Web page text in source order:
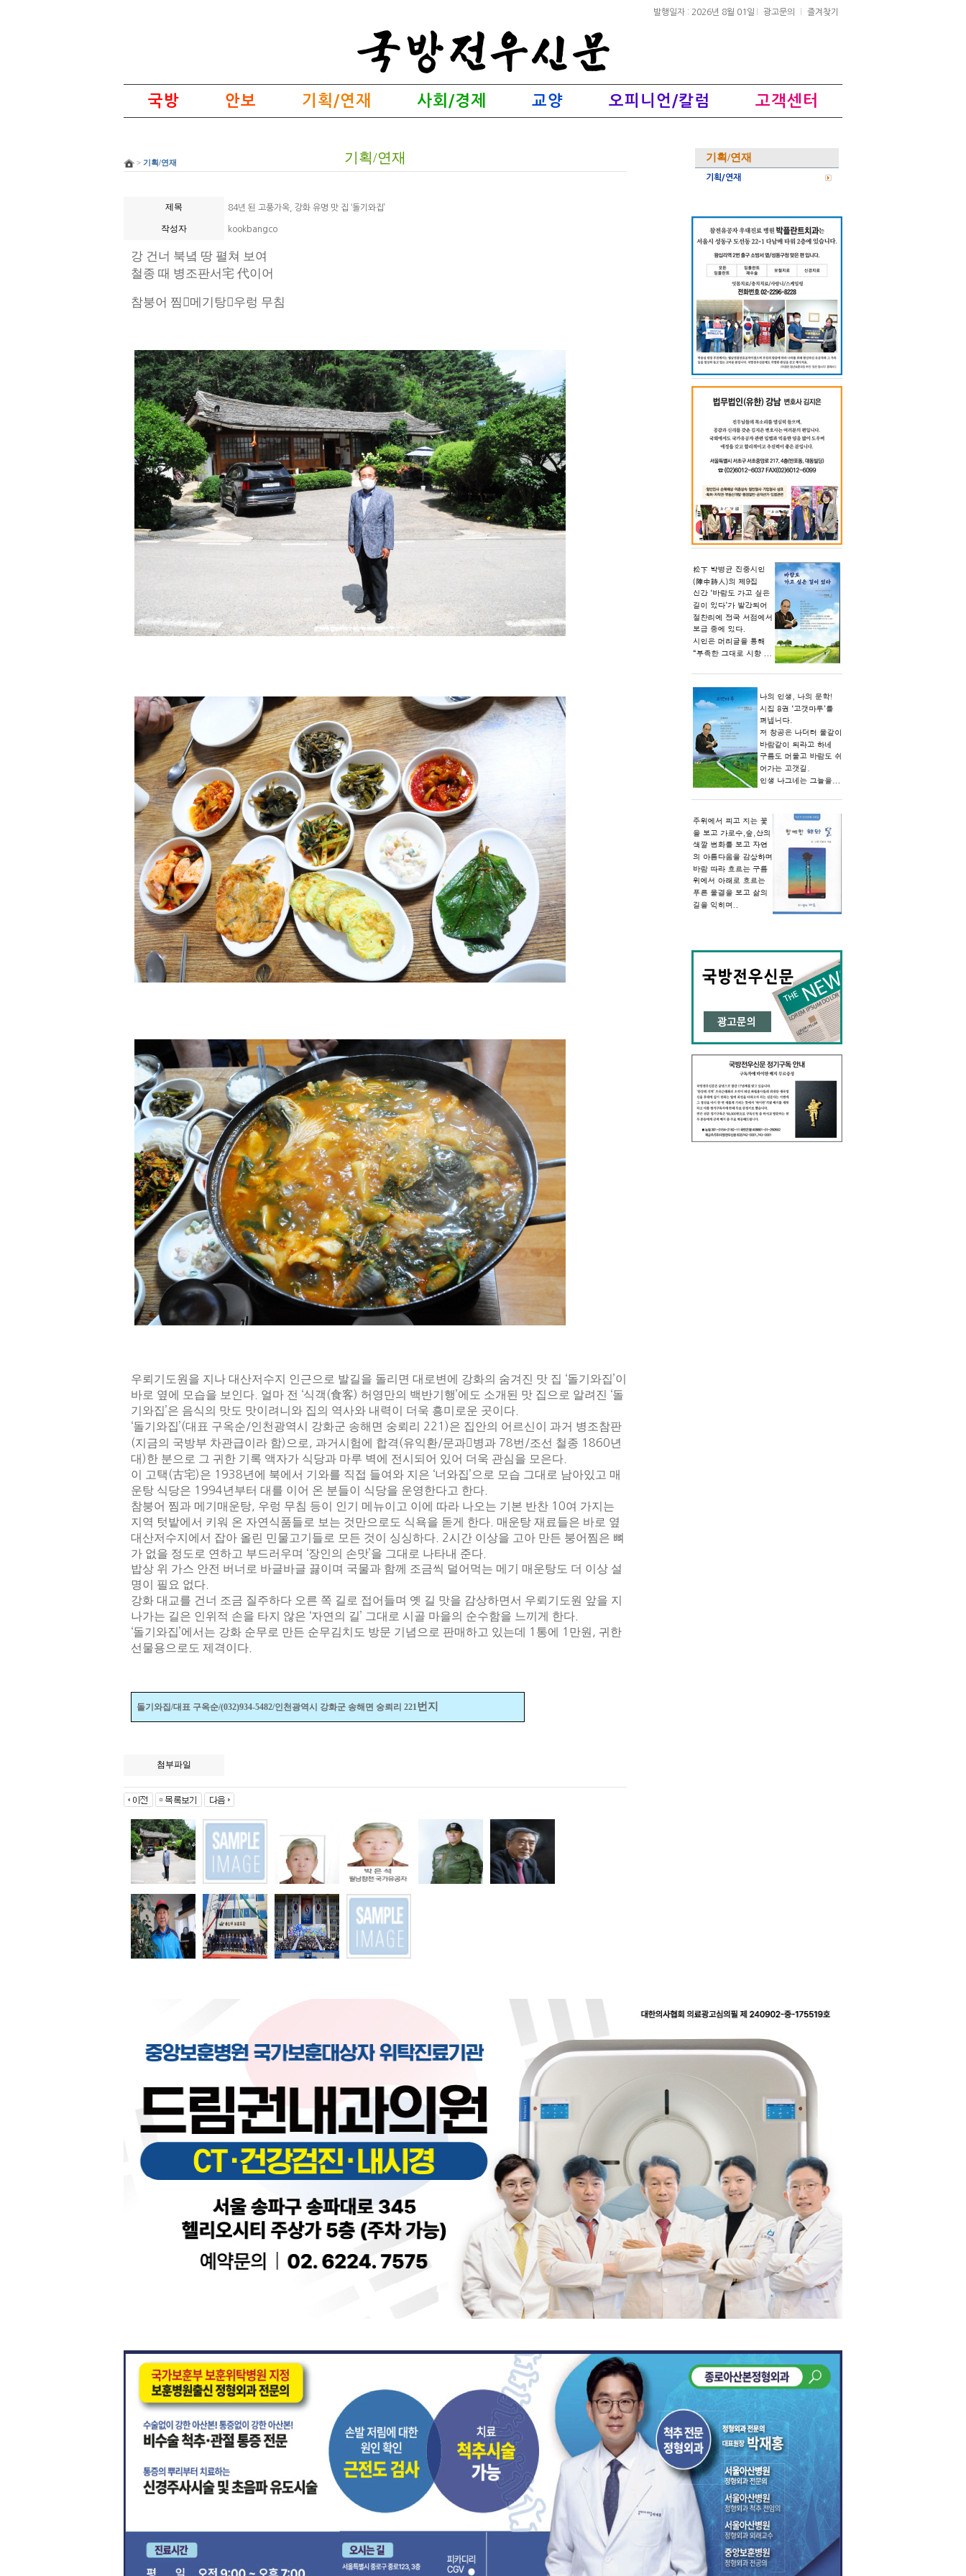
발행일자 : 2026년 8월 01일 광고문의 즐겨찾기
국방 안보 기획/연재 사회/경제 교양 오피니언/칼럼 고객센터
기획/연재
기획/연재
기획/연재
> 기획/연재
제목 84년 된 고풍가옥, 강화 유명 맛 집 ‘돌기와집’
작성자 kookbangco
강 건너 북녘 땅 펼쳐 보여
철종 때 병조판서宅 代이어
참붕어 찜메기탕우렁 무침
우뢰기도원을 지나 대산저수지 인근으로 발길을 돌리면 대로변에 강화의 숨겨진 맛 집 ‘돌기와집’이
바로 옆에 모습을 보인다 얼마 전 ‘식객 (食客) 허영만의 백반기행’에도 소개된 맛 집으로 알려진 ‘돌
기와집’은 음식의 맛도 맛이려니와 집의 역사와 내력이 더욱 흥미로운 곳이다
‘돌기와집’(대표 구옥순/인천광역시 강화군 송해면 숭뢰리 221)은 집안의 어르신이 과거 병조참판
(지금의 국방부 차관급이라 함) 으로 과거시험에 합격 (유익환/문과병과 78번 /조선 철종 1860년
대 )한 분으로 그 귀한 기록 액자가 식당과 마루 벽에 전시되어 있어 더욱 관심을 모은다
이 고택 (古宅)은 1938년에 북에서 기와를 직접 들여와 지은 ‘너와집’으로 모습 그대로 남아있고 매
운탕 식당은 1994년부터 대를 이어 온 분들이 식당을 운영한다고 한다
참붕어 찜과 메기매운탕 우렁 무침 등이 인기 메뉴이고 이에 따라 나오는 기본 반찬 10여 가지는
지역 텃밭에서 키워 온 자연식품들로 보는 것만으로도 식욕을 돋게 한다 매운탕 재료들은 바로 옆
대산저수지에서 잡아 올린 민물고기들로 모든 것이 싱싱하다 . 2시간 이상을 고아 만든 붕어찜은 뼈
가 없을 정도로 연하고 부드러우며 ‘장인의 손맛’을 그대로 나타내 준다
밥상 위 가스 안전 버너로 바글바글 끓이며 국물과 함께 조금씩 덜어먹는 메기 매운탕도 더 이상 설
명이 필요 없다
강화 대교를 건너 조금 질주하다 오른 쪽 길로 접어들며 옛 길 맛을 감상하면서 우뢰기도원 앞을 지
나가는 길은 인위적 손을 타지 않은 ‘자연의 길’ 그대로 시골 마을의 순수함을 느끼게 한다
‘돌기와집’에서는 강화 순무로 만든 순무김치도 방문 기념으로 판매하고 있는데 1 통에 1 만원
귀한
선물용으로도 제격이다
돌기와집/대표 구옥순/(032)934-5482/인천광역시 강화군 송해면 숭뢰리 221번지
첨부파일